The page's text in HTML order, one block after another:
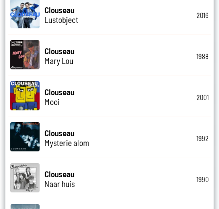
Clouseau
Lustobject
2016
Clouseau
Mary Lou
1988
Clouseau
Mooi
2001
Clouseau
Mysterie alom
1992
Clouseau
Naar huis
1990